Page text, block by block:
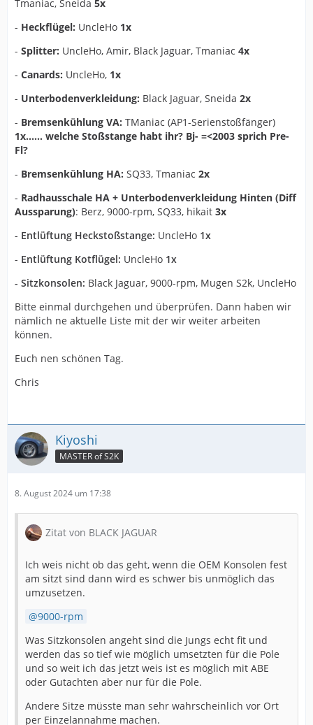
Tmaniac, Sneida 5x
- Heckflügel: UncleHo 1x
- Splitter: UncleHo, Amir, Black Jaguar, Tmaniac 4x
- Canards: UncleHo, 1x
- Unterbodenverkleidung: Black Jaguar, Sneida 2x
- Bremsenkühlung VA: TManiac (AP1-Serienstoßfänger)
1x...... welche Stoßstange habt ihr? Bj- =<2003 sprich Pre-
Fl?
- Bremsenkühlung HA: SQ33, Tmaniac 2x
- Radhausschale HA + Unterbodenverkleidung Hinten (Diff
Aussparung): Berz, 9000-rpm, SQ33, hikait 3x
- Entlüftung Heckstoßstange: UncleHo 1x
- Entlüftung Kotflügel: UncleHo 1x
- Sitzkonsolen: Black Jaguar, 9000-rpm, Mugen S2k, UncleHo
Bitte einmal durchgehen und überprüfen. Dann haben wir
nämlich ne aktuelle Liste mit der wir weiter arbeiten
können.
Euch nen schönen Tag.
Chris
Kiyoshi
MASTER of S2K
8. August 2024 um 17:38
Zitat von BLACK JAGUAR
Ich weis nicht ob das geht, wenn die OEM Konsolen fest
am sitzt sind dann wird es schwer bis unmöglich das
umzusetzen.
9000-rpm
Was Sitzkonsolen angeht sind die Jungs echt fit und
werden das so tief wie möglich umsetzten für die Pole
und so weit ich das jetzt weis ist es möglich mit ABE
oder Gutachten aber nur für die Pole.
Andere Sitze müsste man sehr wahrscheinlich vor Ort
per Einzelannahme machen.